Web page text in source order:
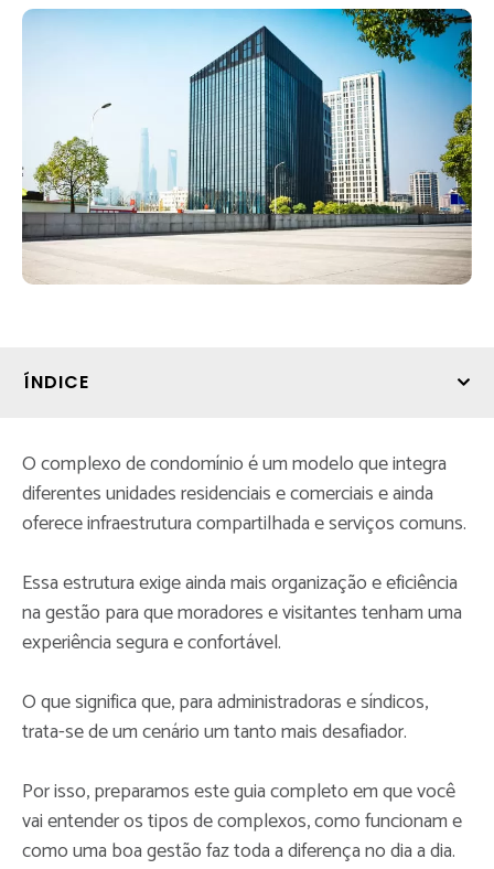
ÍNDICE
O complexo de condomínio é um modelo que integra
diferentes unidades residenciais e comerciais e ainda
oferece infraestrutura compartilhada e serviços comuns.
Essa estrutura exige ainda mais organização e eficiência
na gestão para que moradores e visitantes tenham uma
experiência segura e confortável.
O que significa que, para administradoras e síndicos,
trata-se de um cenário um tanto mais desafiador.
Por isso, preparamos este guia completo em que você
vai entender os tipos de complexos, como funcionam e
como uma boa gestão faz toda a diferença no dia a dia.